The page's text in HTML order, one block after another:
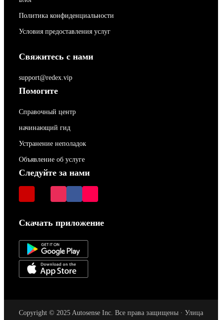
Политика конфиденциальности
Условия предоставления услуг
Свяжитесь с нами
support@redex.vip
Помогите
Справочный центр
начинающий гид
Устранение неполадок
Объявление об услуге
Следуйте за нами
Скачать приложение
Copyright © 2025 Autosense Inc. Все права защищены · Улица